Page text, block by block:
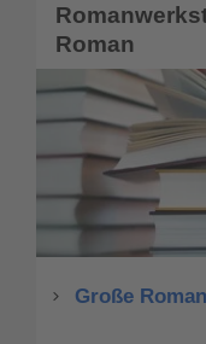
Roman
Große